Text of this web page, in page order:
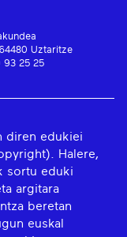
Uztaritze
93 25 25
diren edukiei
Halere,
sortu eduki
argitara
beretan
euskal